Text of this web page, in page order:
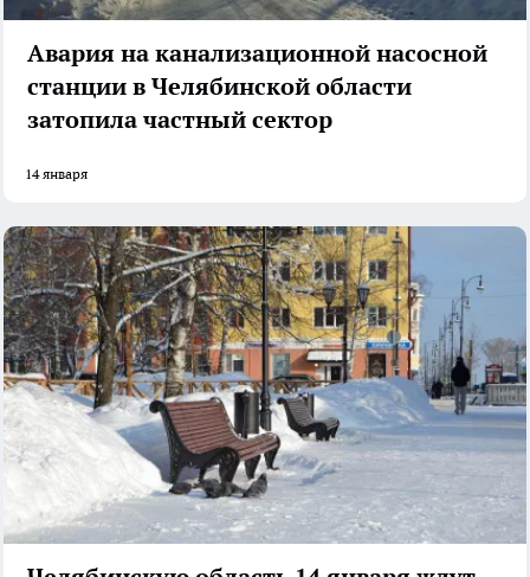
Авария на канализационной насосной
станции в Челябинской области
затопила частный сектор
14 января